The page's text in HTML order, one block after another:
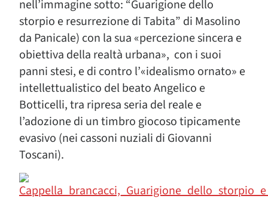
nell’immagine sotto: “Guarigione dello
storpio e resurrezione di Tabita” di Masolino
da Panicale) con la sua «percezione sincera e
obiettiva della realtà urbana», con i suoi
panni stesi, e di contro l’«idealismo ornato» e
intellettualistico del beato Angelico e
Botticelli, tra ripresa seria del reale e
l’adozione di un timbro giocoso tipicamente
evasivo (nei cassoni nuziali di Giovanni
Toscani).